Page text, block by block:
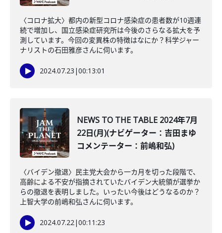
〈コロナ拡大〉都内の新型コロナ感染症の患者数が10週連
続で増加し、国立感染症研究所は今後のさらなる拡大を予
測しています。今回の変異株の特徴はなにか？科学ジャー
ナリストの石田雅彦さんに伺います。
2024.07.23 |00:13:01
NEWS TO THE TABLE 2024年7月
22日(月)(ナビゲーター：吉田まゆ
コメンテーター：前嶋和弘)
〈バイデン撤退〉民主党大会から一カ月を切った段階で、
高齢による不安が指摘されていたバイデン大統領が選挙か
らの撤退を表明しました。いったい今後はどうなるのか？
上智大学の前嶋和弘さんに伺います。
2024.07.22|00:11:23